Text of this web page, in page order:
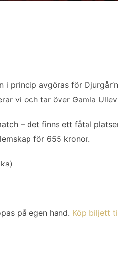
i princip avgöras för
vi och tar över Gamla
– det finns ett fåtal
för 655 kronor.
på egen hand. Köp biljett